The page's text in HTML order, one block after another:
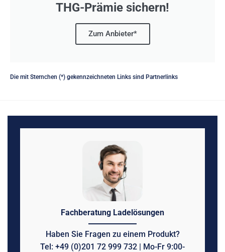
THG-Prämie sichern!
Zum Anbieter*
Die mit Sternchen (*) gekennzeichneten Links sind Partnerlinks
Fachberatung Ladelösungen
Haben Sie Fragen zu einem Produkt?
Tel: +49 (0)201 72 999 732 | Mo-Fr 9:00-